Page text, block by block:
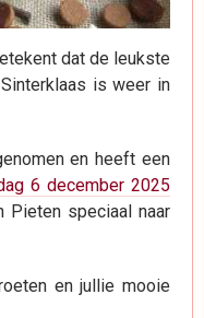
dat de leukste
is weer in
en heeft een
6 december 2025
Pieten speciaal naar
en jullie mooie